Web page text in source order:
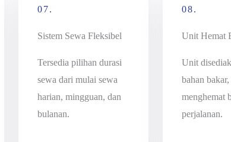
07.
Sistem Sewa Fleksibel
Tersedia pilihan durasi
sewa dari mulai sewa
harian, mingguan, dan
bulanan.
08.
Unit Hemat
Unit
bahan
menghemat
perjalanan.